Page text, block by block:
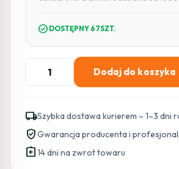
check_circle DOSTĘPNY 67SZT.
ilość
ZASILACZ
DESKTOP
DO
CCTV
Pulsar
Dodaj do koszyka
local_shippingSzybka dostawa kurierem – 1–3 dni
verified_userGwarancja producenta i
assignment_return14 dni na zwrot towaru